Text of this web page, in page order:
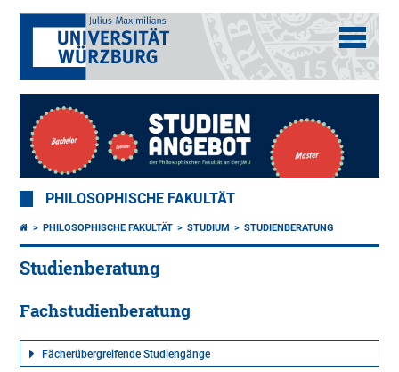
PHILOSOPHISCHE FAKULTÄT
PHILOSOPHISCHE FAKULTÄT STUDIUM STUDIENBERATUNG
Studienberatung
Fachstudienberatung
Fächerübergreifende Studiengänge